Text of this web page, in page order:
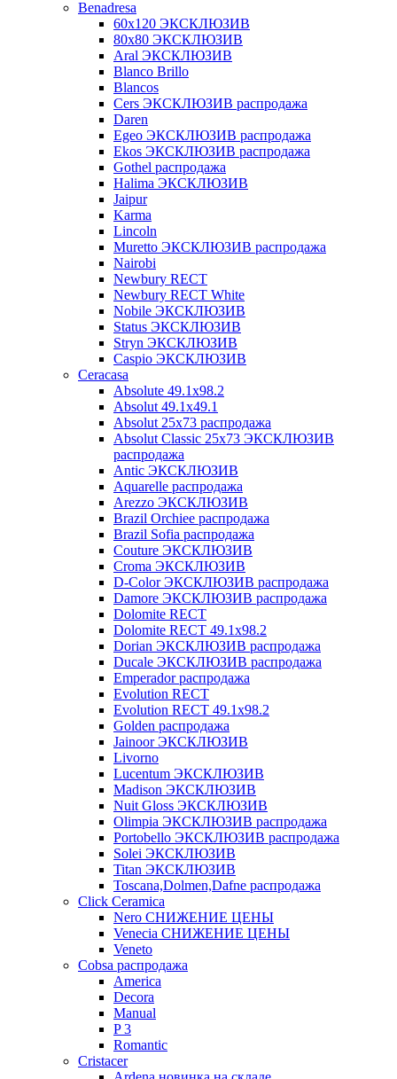
Benadresa
60х120 ЭКСКЛЮЗИВ
80х80 ЭКСКЛЮЗИВ
Aral ЭКСКЛЮЗИВ
Blanco Brillo
Blancos
Cers ЭКСКЛЮЗИВ распродажа
Daren
Egeo ЭКСКЛЮЗИВ распродажа
Ekos ЭКСКЛЮЗИВ распродажа
Gothel распродажа
Halima ЭКСКЛЮЗИВ
Jaipur
Karma
Lincoln
Muretto ЭКСКЛЮЗИВ распродажа
Nairobi
Newbury RECT
Newbury RECT White
Nobile ЭКСКЛЮЗИВ
Status ЭКСКЛЮЗИВ
Stryn ЭКСКЛЮЗИВ
Сaspio ЭКСКЛЮЗИВ
Ceracasa
Absolute 49.1x98.2
Absolut 49.1x49.1
Absolut 25x73 распродажа
Absolut Classic 25x73 ЭКСКЛЮЗИВ
распродажа
Antic ЭКСКЛЮЗИВ
Aquarelle распродажа
Arezzo ЭКСКЛЮЗИВ
Brazil Orchiee распродажа
Brazil Sofia распродажа
Couture ЭКСКЛЮЗИВ
Croma ЭКСКЛЮЗИВ
D-Color ЭКСКЛЮЗИВ распродажа
Damore ЭКСКЛЮЗИВ распродажа
Dolomite RECT
Dolomite RECT 49.1x98.2
Dorian ЭКСКЛЮЗИВ распродажа
Ducale ЭКСКЛЮЗИВ распродажа
Emperador распродажа
Evolution RECT
Evolution RECT 49.1x98.2
Golden распродажа
Jainoor ЭКСКЛЮЗИВ
Livorno
Lucentum ЭКСКЛЮЗИВ
Madison ЭКСКЛЮЗИВ
Nuit Gloss ЭКСКЛЮЗИВ
Olimpia ЭКСКЛЮЗИВ распродажа
Portobello ЭКСКЛЮЗИВ распродажа
Solei ЭКСКЛЮЗИВ
Titan ЭКСКЛЮЗИВ
Toscana,Dolmen,Dafne распродажа
Cliсk Ceramica
Nero СНИЖЕНИЕ ЦЕНЫ
Venecia СНИЖЕНИЕ ЦЕНЫ
Veneto
Cobsa распродажа
America
Decora
Manual
P 3
Romantic
Cristacer